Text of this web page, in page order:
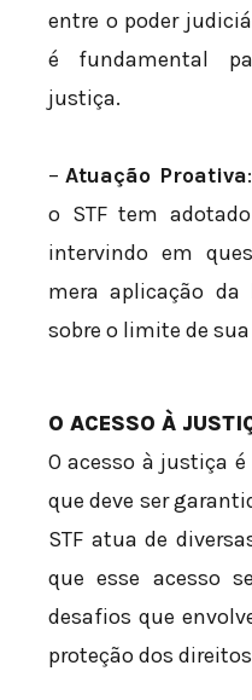
entre o poder
é fundamental
justiça.
–Atuação Proativa
o STF tem
intervindo em
mera aplicação da
sobre o limite de
O ACESSO À
O acesso à justiça
que deve ser
STF atua de
que esse acesso
desafios que
proteção dos